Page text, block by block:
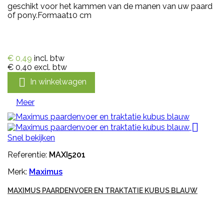
geschikt voor het kammen van de manen van uw paard
of pony.Formaat10 cm
€ 0,49 incl. btw
€ 0,40 excl. btw
 In winkelwagen
Meer

Snel bekijken
Referentie: MAXI5201
Merk: Maximus
MAXIMUS PAARDENVOER EN TRAKTATIE KUBUS BLAUW